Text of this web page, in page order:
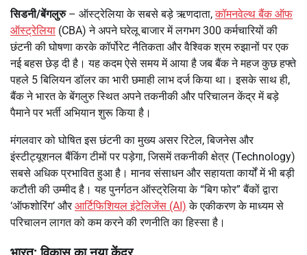
सिडनी/बेंगलुरु– ऑस्ट्रेलिया के सबसे बड़े ऋणदाता,कॉमनवेल्थ बैंक ऑफ
ऑस्ट्रेलिया (CBA) ने अपने घरेलू बाजार में लगभग 300 कर्मचारियों की
छंटनी की घोषणा करके कॉर्पोरेट नैतिकता और वैश्विक श्रम रुझानों पर एक
नई बहस छेड़ दी है। यह कदम ऐसे समय में आया है जब बैंक ने महज कुछ हफ्ते
पहले 5 बिलियन डॉलर का भारी छमाही लाभ दर्ज किया था। इसके साथ ही,
बैंक ने भारत के बेंगलुरु स्थित अपने तकनीकी और परिचालन केंद्र में बड़े
पैमाने पर भर्ती अभियान शुरू किया है।
मंगलवार को घोषित इस छंटनी का मुख्य असर रिटेल, बिजनेस और
इंस्टीट्यूशनल बैंकिंग टीमों पर पड़ेगा, जिसमें तकनीकी क्षेत्र (Technology)
सबसे अधिक प्रभावित हुआ है। मानव संसाधन और सहायता कार्यों में भी बड़ी
कटौती की उम्मीद है। यह पुनर्गठन ऑस्ट्रेलिया के “बिग फोर” बैंकों द्वारा
‘ऑफशोरिंग’ औरआर्टिफिशियल इंटेलिजेंस (AI) के एकीकरण के माध्यम से
परिचालन लागत को कम करने की रणनीति का हिस्सा है।